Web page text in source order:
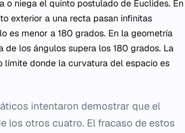
o niega el quinto postulado de Euclides. En
exterior a una recta pasan infinitas
es menor a 180 grados. En la geometría
los ángulos supera los 180 grados. La
límite donde la curvatura del espacio es
intentaron demostrar que el
los otros cuatro. El fracaso de estos